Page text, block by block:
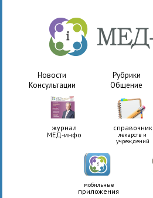
Новости Рубрики
Консультации
Общение
журнал
МЕД-инфо
справочник
лекарств и
учреждений
мобильные
приложения